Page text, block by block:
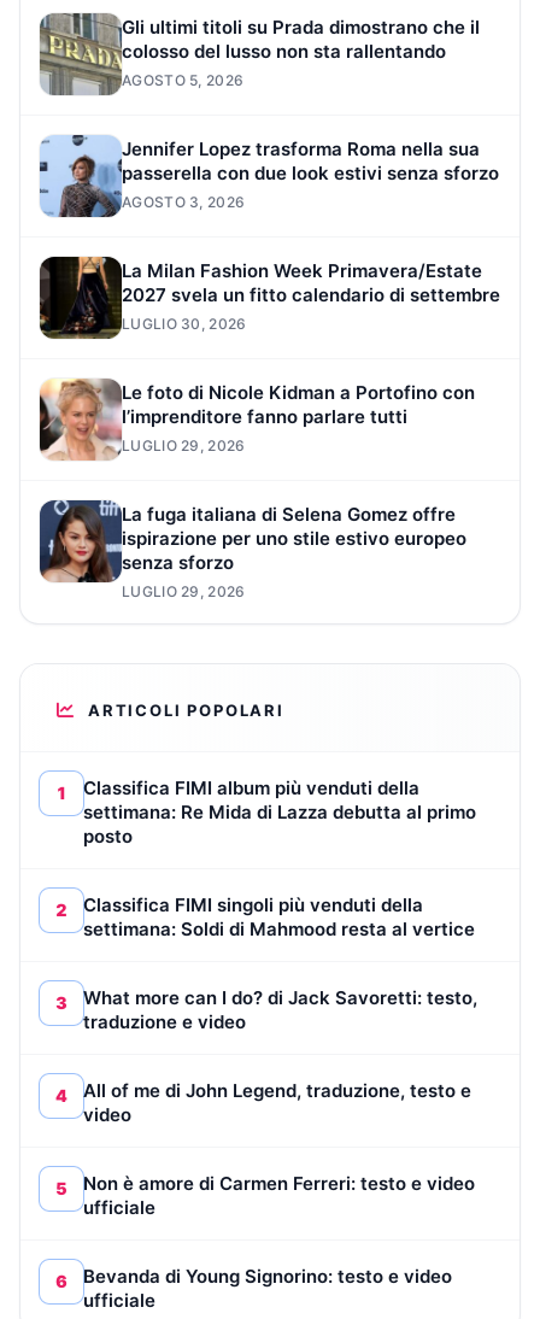
Gli ultimi titoli su Prada dimostrano che il
colosso del lusso non sta rallentando
AGOSTO 5, 2026
Jennifer Lopez trasforma Roma nella sua
passerella con due look estivi senza sforzo
AGOSTO 3, 2026
La Milan Fashion Week Primavera/Estate
2027 svela un fitto calendario di settembre
LUGLIO 30, 2026
Le foto di Nicole Kidman a Portofino con
l’imprenditore fanno parlare tutti
LUGLIO 29, 2026
La fuga italiana di Selena Gomez offre
ispirazione per uno stile estivo europeo
senza sforzo
LUGLIO 29, 2026
ARTICOLI POPOLARI
1
Classifica FIMI album più venduti della
settimana: Re Mida di Lazza debutta al primo
posto
2
Classifica FIMI singoli più venduti della
settimana: Soldi di Mahmood resta al vertice
3
What more can I do? di Jack Savoretti: testo,
traduzione e video
4
All of me di John Legend, traduzione, testo e
video
5
Non è amore di Carmen Ferreri: testo e video
ufficiale
6
Bevanda di Young Signorino: testo e video
ufficiale